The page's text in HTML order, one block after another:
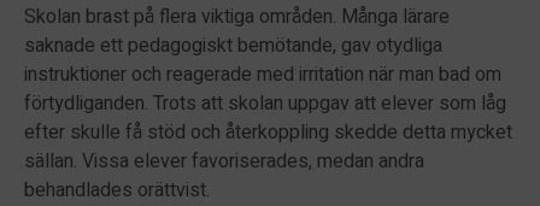
Skolan brast på flera viktiga områden. Många lärare
saknade ett pedagogiskt bemötande, gav otydliga
instruktioner och reagerade med irritation när man bad om
förtydliganden. Trots att skolan uppgav att elever som låg
efter skulle få stöd och återkoppling skedde detta mycket
sällan. Vissa elever favoriserades, medan andra
behandlades orättvist.